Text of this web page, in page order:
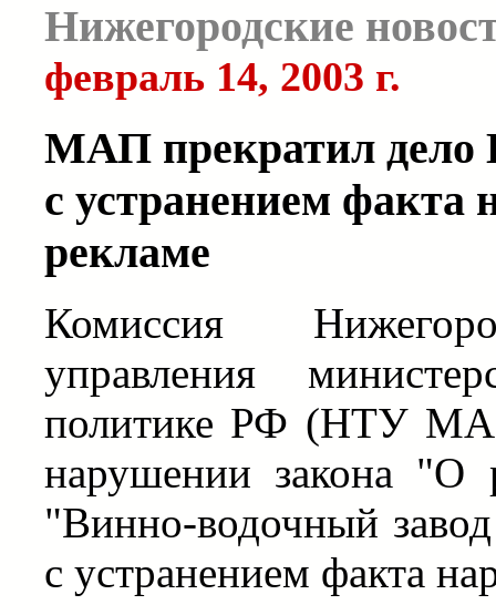
Нижегородские
февраль 14, 2003 г.
МАП прекратил дело
с устранением факта
рекламе
Комиссия
управления
политике РФ (НТУ
нарушении закона
"Винно-водочный
с устранением факта